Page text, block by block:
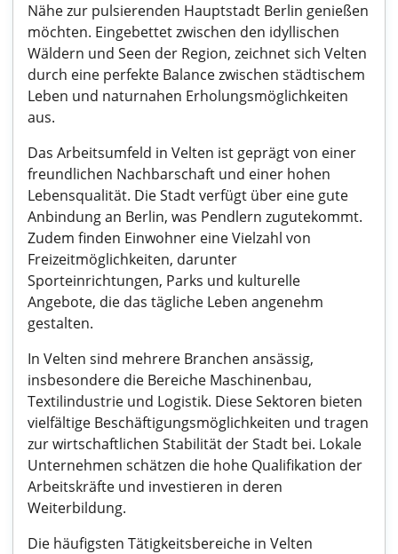
Nähe zur pulsierenden Hauptstadt Berlin genießen
möchten. Eingebettet zwischen den idyllischen
Wäldern und Seen der Region, zeichnet sich Velten
durch eine perfekte Balance zwischen städtischem
Leben und naturnahen Erholungsmöglichkeiten
aus.
Das Arbeitsumfeld in Velten ist geprägt von einer
freundlichen Nachbarschaft und einer hohen
Lebensqualität. Die Stadt verfügt über eine gute
Anbindung an Berlin, was Pendlern zugutekommt.
Zudem finden Einwohner eine Vielzahl von
Freizeitmöglichkeiten, darunter
Sporteinrichtungen, Parks und kulturelle
Angebote, die das tägliche Leben angenehm
gestalten.
In Velten sind mehrere Branchen ansässig,
insbesondere die Bereiche Maschinenbau,
Textilindustrie und Logistik. Diese Sektoren bieten
vielfältige Beschäftigungsmöglichkeiten und tragen
zur wirtschaftlichen Stabilität der Stadt bei. Lokale
Unternehmen schätzen die hohe Qualifikation der
Arbeitskräfte und investieren in deren
Weiterbildung.
Die häufigsten Tätigkeitsbereiche in Velten